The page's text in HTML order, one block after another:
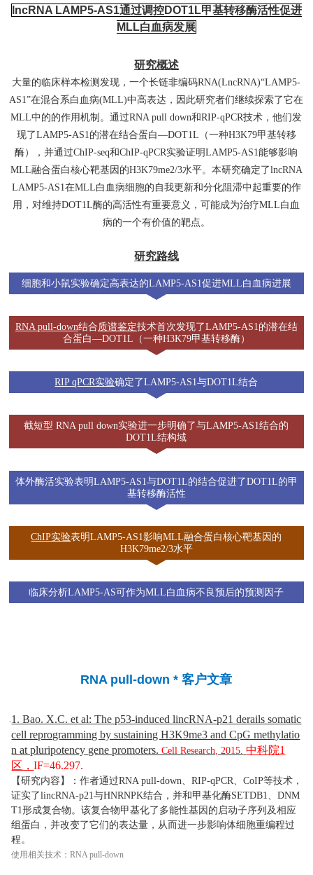
lncRNA LAMP5-AS1通过调控DOT1L甲基转移酶活性促进
MLL白血病发展
研究概述
大量的临床样本检测发现，一个长链非编码RNA(LncRNA)“LAMP5-
AS1”在混合系白血病(MLL)中高表达，因此研究者们继续探索了它在
MLL中的的作用机制。通过RNA pull down和RIP-qPCR技术，他们发
现了LAMP5-AS1的潜在结合蛋白—DOT1L（一种H3K79甲基转移
酶），并通过ChIP-seq和ChIP-qPCR实验证明LAMP5-AS1能够影响
MLL融合蛋白核心靶基因的H3K79me2/3水平。本研究确定了lncRNA
LAMP5-AS1在MLL白血病细胞的自我更新和分化阻滞中起重要的作
用，对维持DOT1L酶的高活性有重要意义，可能成为治疗MLL白血
病的一个有价值的靶点。
研究路线
细胞和小鼠实验确定高表达的LAMP5-AS1促进MLL白血病进展
RNA pull-down结合 质谱鉴定技术首次发现了LAMP5-AS1的潜在结
合蛋白—DOT1L（一种H3K79甲基转移酶）
RIP qPCR实验确定了LAMP5-AS1与DOT1L结合
截短型 RNA pull down实验进一步明确了与LAMP5-AS1结合的
DOT1L结构域
体外酶活实验表明LAMP5-AS1与DOT1L的结合促进了DOT1L的甲
基转移酶活性
ChIP实验表明LAMP5-AS1影响MLL融合蛋白核心靶基因的
H3K79me2/3水平
临床分析LAMP5-AS可作为MLL白血病不良预后的预测因子
RNA pull-down * 客户文章
1. Bao. X.C. et al: The p53-induced lincRNA-p21 derails somatic
cell reprogramming by sustaining H3K9me3 and CpG methylatio
n at pluripotency gene promoters. Cell Research,2015. 中科院1
区，IF=46.297.
【研究内容】：作者通过RNA pull-down、RIP-qPCR、CoIP等技术，
证实了lincRNA-p21与HNRNPK结合，并和甲基化酶SETDB1、DNM
T1形成复合物。该复合物甲基化了多能性基因的启动子序列及相应
组蛋白，并改变了它们的表达量，从而进一步影响体细胞重编程过
程。
使用相关技术：RNA pull-down